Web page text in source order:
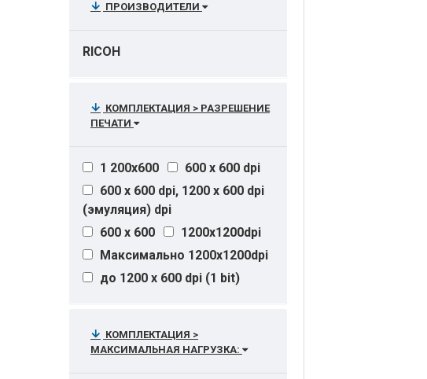
ПРОИЗВОДИТЕЛИ
RICOH
КОМПЛЕКТАЦИЯ > РАЗРЕШЕНИЕ
ПЕЧАТИ
1 200x600
600 x 600 dpi
600 x 600 dpi, 1200 x 600 dpi
(эмуляция) dpi
600 х 600
1200х1200dpi
Максимально 1200х1200dpi
до 1200 х 600 dpi (1 bit)
КОМПЛЕКТАЦИЯ >
МАКСИМАЛЬНАЯ НАГРУЗКА: